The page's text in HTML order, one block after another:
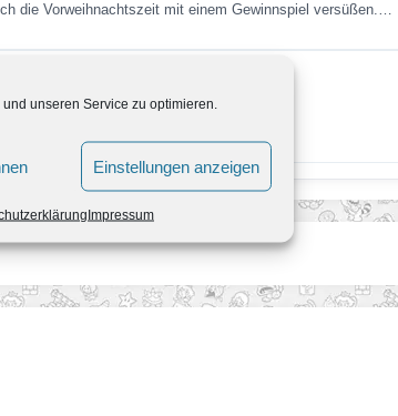
unseren Service zu optimieren.
Einstellungen anzeigen
Impressum
die Vorweihnachtszeit mit einem Gewinnspiel versüßen.…
das ist lange her. Seitdem wurden…